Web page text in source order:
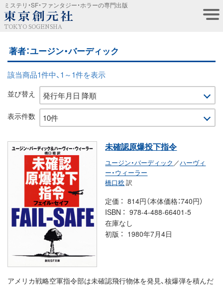
ミステリ・SF・ファンタジー・ホラーの専門出版
TOKYO SOGENSHA
著者：ユージン・バーディック
該当商品1件中、1～1件を表示
並び替え
表示件数
未確認原爆投下指令
ユージン・バーディック ／ハーヴィ
ー・ウィーラー
橋口稔訳
定価
814円（本体価格：740円）
ISBN
978-4-488-66401-5
在庫なし
初版
1980年7月4日
アメリカ戦略空軍指令部は未確認飛行物体を発見、核爆弾を積んだ